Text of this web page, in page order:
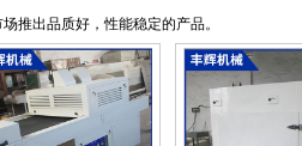
推出品质好，性能稳定的产品。